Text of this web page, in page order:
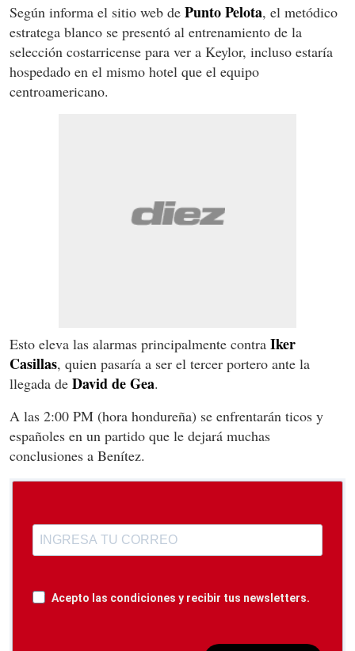
Según informa el sitio web de Punto Pelota, el metódico
estratega blanco se presentó al entrenamiento de la
selección costarricense para ver a Keylor, incluso estaría
hospedado en el mismo hotel que el equipo
centroamericano.
Esto eleva las alarmas principalmente contra Iker
Casillas, quien pasaría a ser el tercer portero ante la
llegada de David de Gea.
A las 2:00 PM (hora hondureña) se enfrentarán ticos y
españoles en un partido que le dejará muchas
conclusiones a Benítez.
Acepto las condiciones y recibir tus newsletters.